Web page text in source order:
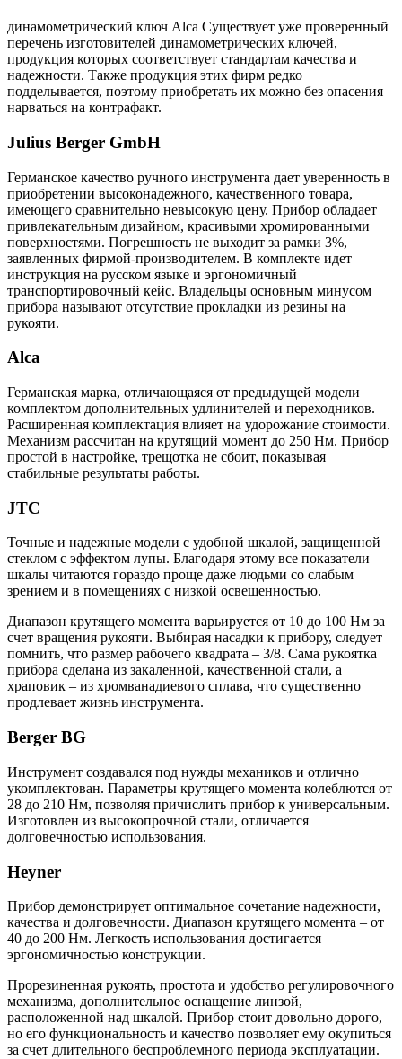
динамометрический ключ Alca Существует уже проверенный
перечень изготовителей динамометрических ключей,
продукция которых соответствует стандартам качества и
надежности. Также продукция этих фирм редко
подделывается, поэтому приобретать их можно без опасения
нарваться на контрафакт.
Julius Berger GmbH
Германское качество ручного инструмента дает уверенность в
приобретении высоконадежного, качественного товара,
имеющего сравнительно невысокую цену. Прибор обладает
привлекательным дизайном, красивыми хромированными
поверхностями. Погрешность не выходит за рамки 3%,
заявленных фирмой-производителем. В комплекте идет
инструкция на русском языке и эргономичный
транспортировочный кейс. Владельцы основным минусом
прибора называют отсутствие прокладки из резины на
рукояти.
Alca
Германская марка, отличающаяся от предыдущей модели
комплектом дополнительных удлинителей и переходников.
Расширенная комплектация влияет на удорожание стоимости.
Механизм рассчитан на крутящий момент до 250 Нм. Прибор
простой в настройке, трещотка не сбоит, показывая
стабильные результаты работы.
JTC
Точные и надежные модели с удобной шкалой, защищенной
стеклом с эффектом лупы. Благодаря этому все показатели
шкалы читаются гораздо проще даже людьми со слабым
зрением и в помещениях с низкой освещенностью.
Диапазон крутящего момента варьируется от 10 до 100 Нм за
счет вращения рукояти. Выбирая насадки к прибору, следует
помнить, что размер рабочего квадрата – 3/8. Сама рукоятка
прибора сделана из закаленной, качественной стали, а
храповик – из хромванадиевого сплава, что существенно
продлевает жизнь инструмента.
Berger BG
Инструмент создавался под нужды механиков и отлично
укомплектован. Параметры крутящего момента колеблются от
28 до 210 Нм, позволяя причислить прибор к универсальным.
Изготовлен из высокопрочной стали, отличается
долговечностью использования.
Heyner
Прибор демонстрирует оптимальное сочетание надежности,
качества и долговечности. Диапазон крутящего момента – от
40 до 200 Нм. Легкость использования достигается
эргономичностью конструкции.
Прорезиненная рукоять, простота и удобство регулировочного
механизма, дополнительное оснащение линзой,
расположенной над шкалой. Прибор стоит довольно дорого,
но его функциональность и качество позволяет ему окупиться
за счет длительного беспроблемного периода эксплуатации.